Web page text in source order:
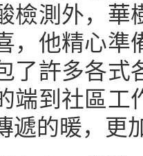
檢測外，華
，他精心準
了許多各式
端到社區工
遞的暖，更